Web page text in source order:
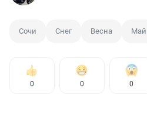
Сочи Снег Весна Май
0 0 0